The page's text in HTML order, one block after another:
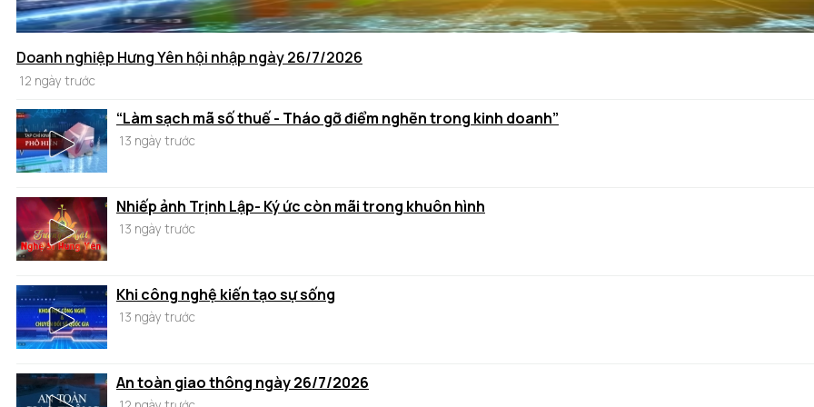
Doanh nghiệp Hưng Yên hội nhập ngày 26/7/2026
12 ngày trước
“Làm sạch mã số thuế - Tháo gỡ điểm nghẽn trong kinh doanh”
13 ngày trước
Nhiếp ảnh Trịnh Lập- Ký ức còn mãi trong khuôn hình
13 ngày trước
Khi công nghệ kiến tạo sự sống
13 ngày trước
An toàn giao thông ngày 26/7/2026